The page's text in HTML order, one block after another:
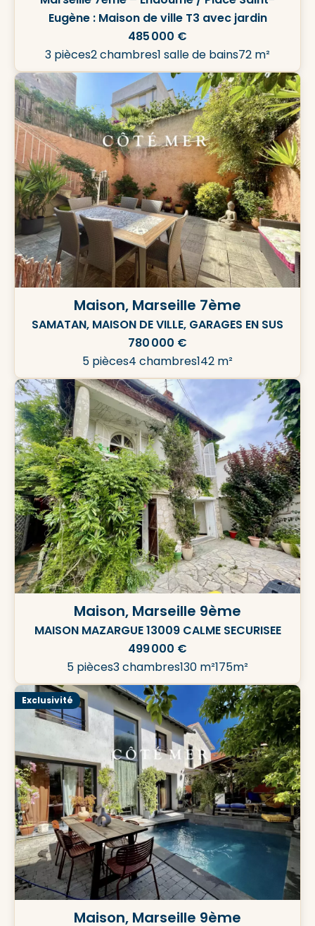
Eugène : Maison de ville T3 avec jardin
485 000 €
3 pièces2 chambres1 salle de bains72 m²
Maison, Marseille 7ème
SAMATAN, MAISON DE VILLE, GARAGES EN SUS
780 000 €
5 pièces4 chambres142 m²
Maison, Marseille 9ème
MAISON MAZARGUE 13009 CALME SECURISEE
499 000 €
5 pièces3 chambres130 m²175m²
Exclusivité
Maison, Marseille 9ème